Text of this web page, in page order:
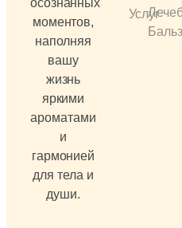
моментов,
наполняя
вашу
жизнь
яркими
ароматами
и
гармонией
для тела и
души.
Услуг